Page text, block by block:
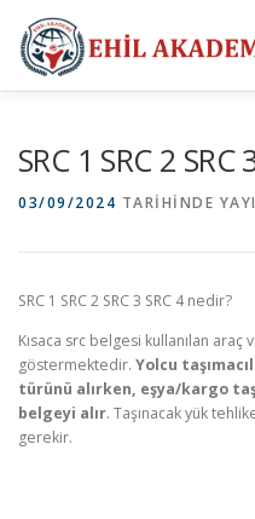
geç
SRC 1 SRC 2 SRC
03/09/2024 TARIHINDE
SRC 1 SRC 2 SRC 3 SRC 4 nedir?
Kısaca src belgesi kullanılan
göstermektedir. Yolcu
türünü alırken, eşya/kargo
belgeyi alır. Taşınacak yük
gerekir.